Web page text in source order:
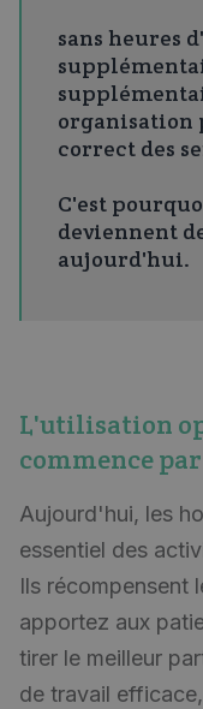
sans heures
organisation
correct des
C'est
deviennent
aujourd'hui.
L'utilisation
commence
Aujourd'hui, les
essentiel des
Ils récompensent
apportez aux
tirer le meilleur
de travail